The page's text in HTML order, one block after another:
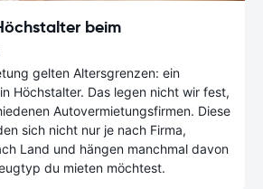
beim
gelten Altersgrenzen: ein
Höchstalter. Das legen nicht wir fest,
Autovermietungsfirmen. Diese
sich nicht nur je nach Firma,
Land und hängen manchmal davon
du mieten möchtest.